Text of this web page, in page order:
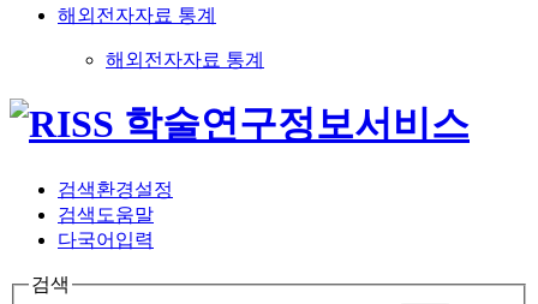
해외전자자료 통계
해외전자자료 통계
검색환경설정
검색도움말
다국어입력
검색